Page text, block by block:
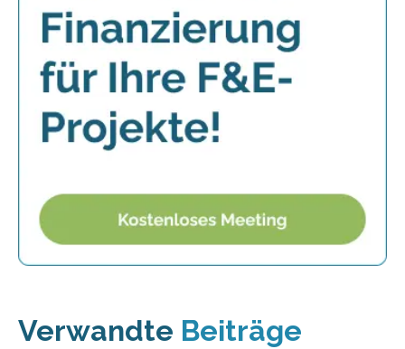
Verwandte Beiträge